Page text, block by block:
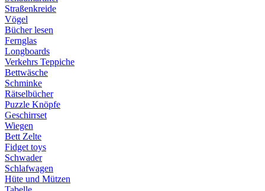
Straßenkreide
Vögel
Bücher lesen
Fernglas
Longboards
Verkehrs Teppiche
Bettwäsche
Schminke
Rätselbücher
Puzzle Knöpfe
Geschirrset
Wiegen
Bett Zelte
Fidget toys
Schwader
Schlafwagen
Hüte und Mützen